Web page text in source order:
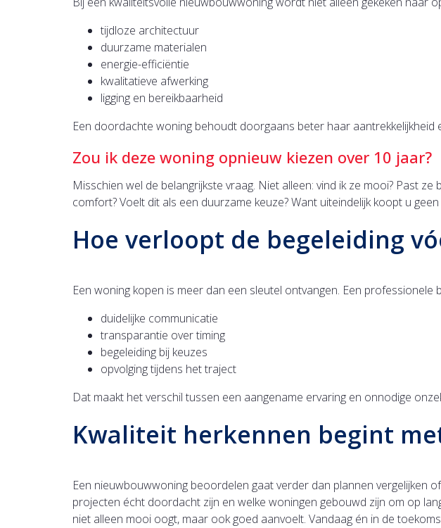
tijdloze architectuur
duurzame materialen
energie-efficiëntie
kwalitatieve afwerking
ligging en bereikbaarheid
Een doordachte woning behoudt doorgaans beter haar aantrekkelijkheid
Zou ik deze woning opnieuw kiezen over 10 jaar?
Misschien wel de belangrijkste vraag. Niet alleen: vind ik ze mooi? Past
comfort? Voelt dit als een duurzame keuze? Want uiteindelijk koopt u
Hoe verloopt de begeleiding
Een woning kopen is meer dan een sleutel ontvangen. Een professionele
duidelijke communicatie
transparantie over timing
begeleiding bij keuzes
opvolging tijdens het traject
Dat maakt het verschil tussen een aangename ervaring en onnodige
Kwaliteit herkennen begint
Een nieuwbouwwoning beoordelen gaat verder dan plannen vergelijken
projecten écht doordacht zijn en welke woningen gebouwd zijn om op
niet alleen mooi oogt, maar ook goed aanvoelt. Vandaag én in de